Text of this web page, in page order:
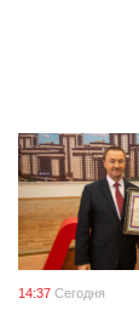
14:37 Сегодня